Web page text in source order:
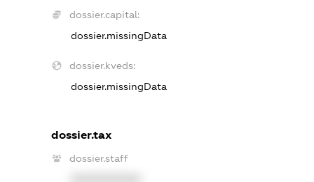
dossier.capital:
dossier.missingData
dossier.kveds:
dossier.missingData
dossier.tax
dossier.staff